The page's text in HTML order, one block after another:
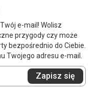
e-mail! Wolisz
przygody czy może
bezpośrednio do Ciebie.
Twojego adresu e-mail.
Zapisz się